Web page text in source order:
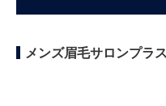
メンズ眉毛サロンプラ